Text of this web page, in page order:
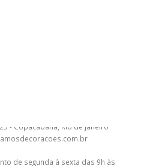
- Copacabana, Rio de Janeiro
de segunda à sexta das 9h às